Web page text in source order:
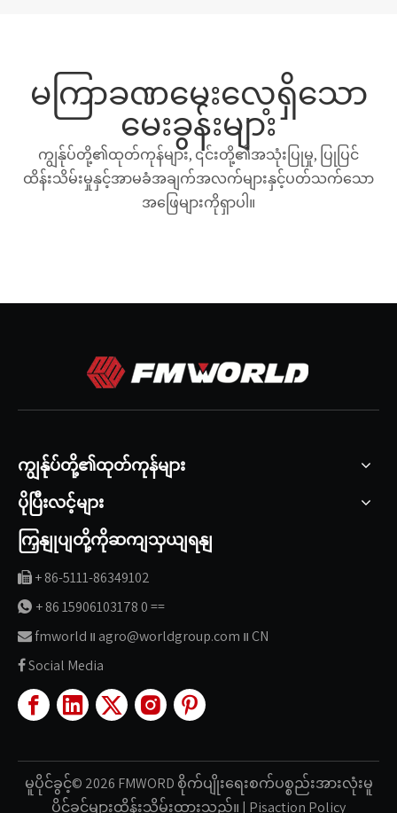
မကြာခဏမေးလေ့ရှိသော
မေးခွန်းများ
ကျွန်ုပ်တို့၏ထုတ်ကုန်များ, ၎င်းတို့၏အသုံးပြုမှု, ပြုပြင်
ထိန်းသိမ်းမှုနှင့်အာမခံအချက်အလက်များနှင့်ပတ်သက်သော
အဖြေများကိုရှာပါ။
ကျွန်ုပ်တို့၏ထုတ်ကုန်များ
ပိုပြီးလင့်များ
ကြှနျုပျတို့ကိုဆကျသှယျရနျ
 + 86-5111-86349102
 + 86 15906103178 0 ==
fmworld ။ agro@worldgroup.com ။ CN
Social Media
မူပိုင်ခွင့်© 2026 FMWORD စိုက်ပျိုးရေးစက်ပစ္စည်းအားလုံးမူ
ပိုင်ခွင့်များထိန်းသိမ်းထားသည်။ | Pisaction Policy